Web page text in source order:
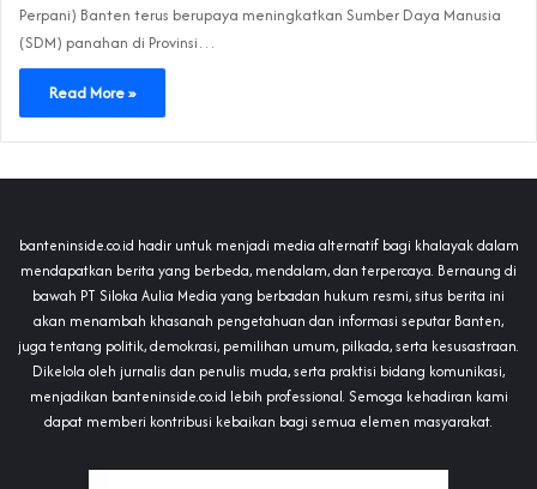
Perpani) Banten terus berupaya meningkatkan Sumber Daya Manusia
(SDM) panahan di Provinsi…
Read More »
banteninside.co.id hadir untuk menjadi media alternatif bagi khalayak dalam
mendapatkan berita yang berbeda, mendalam, dan terpercaya. Bernaung di
bawah PT Siloka Aulia Media yang berbadan hukum resmi, situs berita ini
akan menambah khasanah pengetahuan dan informasi seputar Banten,
juga tentang politik, demokrasi, pemilihan umum, pilkada, serta kesusastraan.
Dikelola oleh jurnalis dan penulis muda, serta praktisi bidang komunikasi,
menjadikan banteninside.co.id lebih professional. Semoga kehadiran kami
dapat memberi kontribusi kebaikan bagi semua elemen masyarakat.